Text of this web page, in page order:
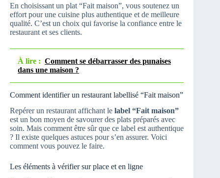
En choisissant un plat “Fait maison”, vous soutenez un
effort pour une cuisine plus authentique et de meilleure
qualité. C’est un choix qui favorise la confiance entre le
restaurant et ses clients.
À lire : Comment se débarrasser des punaises
dans une maison ?
Comment identifier un restaurant labellisé “Fait maison”
Repérer un restaurant affichant le label “Fait maison”
est un bon moyen de savourer des plats préparés avec
soin. Mais comment être sûr que ce label est authentique
? Il existe quelques astuces pour s’en assurer. Voici
comment vous pouvez le faire.
Les éléments à vérifier sur place et en ligne